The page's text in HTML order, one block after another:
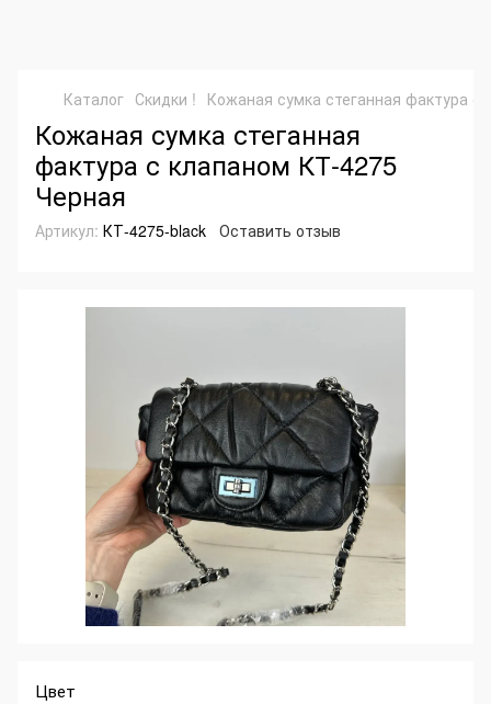
Каталог Скидки ! Кожаная сумка стеганная фактура
Кожаная сумка стеганная
фактура с клапаном КТ-4275
Черная
Артикул: КТ-4275-black Оставить отзыв
Цвет